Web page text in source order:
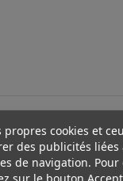
propres cookies et
des publicités liées
de navigation.
sur le bouton